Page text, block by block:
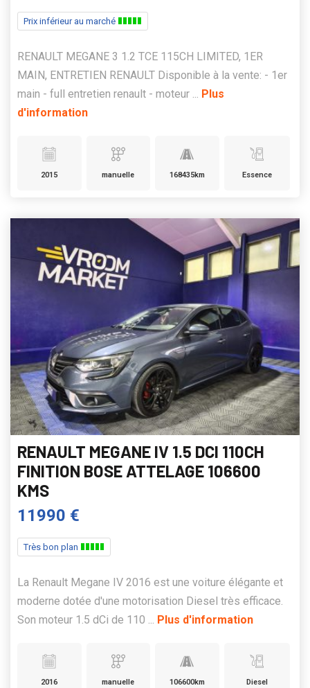
Prix inférieur au marché
RENAULT MEGANE 3 1.2 TCE 115CH LIMITED, 1ER
MAIN, ENTRETIEN RENAULT Disponible à la vente: - 1er
main - full entretien renault - moteur ... Plus
d'information
2015 manuelle 168435km Essence
RENAULT MEGANE IV 1.5 DCI 110CH
FINITION BOSE ATTELAGE 106600
KMS
11990 €
Très bon plan
La Renault Megane IV 2016 est une voiture élégante et
moderne dotée d'une motorisation Diesel très efficace.
Son moteur 1.5 dCi de 110 ... Plus d'information
2016 manuelle 106600km Diesel